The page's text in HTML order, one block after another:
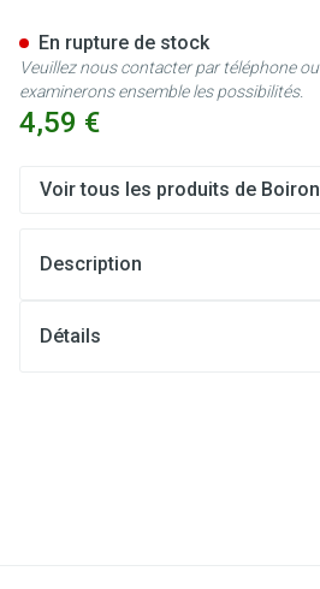
4,59 €
En rupture de stock
Veuillez nous contacter par téléphone
examinerons ensemble les possibilités.
Voir tous les produits de Boiron
Description
Détails